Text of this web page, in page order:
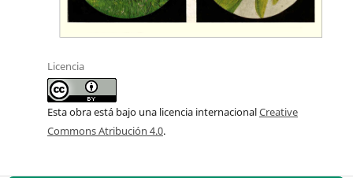
Licencia
Esta obra está bajo una licencia internacionalCreative
Commons Atribución 4.0.